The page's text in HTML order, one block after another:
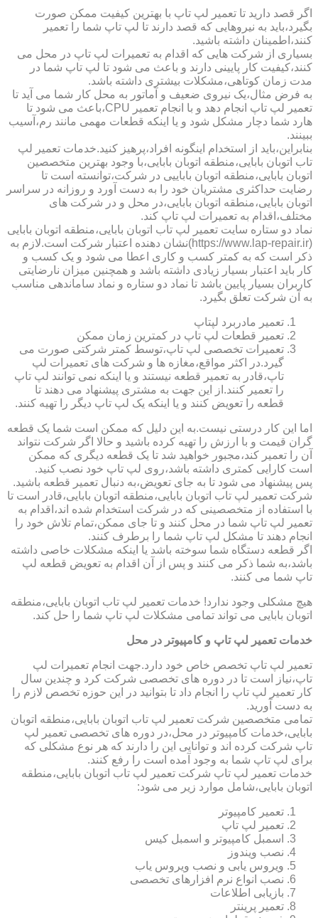
اگر قصد دارید تا تعمیر لپ تاپ با بهترین کیفیت ممکن صورت
بگیرد،باید به نیروهایی که قصد دارند تا لپ تاپ شما را تعمیر
کنند،اطمینان داشته باشید.
بسیاری از شرکت هایی که اقدام به تعمیرات لپ تاپ در محل می
کنند،کیفیت کار پایینی دارند و باعث می شود تا لپ تاپ شما در
مدت زمان کوتاهی،مشکلات بیشتری داشته باشد.
به فرض مثال،یک نیروی ضعیف و آماتور به محل کار شما می آید تا
تعمیر لپ تاپ انجام دهد و با انجام تعمیر CPU،باعث می شود تا
هارد شما دچار مشکل شود و یا اینکه قطعات مهمی مانند رم،آسیب
ببینند.
بنابراین،باید از استخدام اینگونه افراد،پرهیز کنید.خدمات تعمیر لپ
تاب اتوبان بابایی،منطقه اتوبان بابایی،با وجود بهترین متخصصین
اتوبان بابایی،منطقه اتوبان باباییی در شرکت،توانسته است تا
رضایت حداکثری مشتریان خود را به دست آورد و روزانه در سراسر
اتوبان بابایی،منطقه اتوبان بابایی،در محل و در شرکت های
مختلف،اقدام به تعمیرات لپ تاپ کند.
نماد دو ستاره سایت تعمیر لپ تاب اتوبان بابایی،منطقه اتوبان بابایی
(https://www.lap-repair.ir)نشان دهنده اعتبار شرکت است.لازم به
ذکر است که به کمتر کسب و کاری اعطا می شود و یک کسب و
کار باید اعتبار بسیار زیادی داشته باشد و همچنین میزان نارضایتی
کاربران بسیار پایین باشد تا نماد دو ستاره و نماد ساماندهی مناسب
به آن شرکت تعلق بگیرد.
تعمیر مادربرد لپتاپ
تعمیر قطعات لپ تاپ در کمترین زمان ممکن
تعمیرات تخصصی لپ تاپ،توسط کمتر شرکتی صورت می
گیرد.در اکثر مواقع،مغازه ها و شرکت های تعمیرات لپ
تاپ،قادر به تعمیر قطعه نیستند و یا اینکه نمی توانند لپ تاپ
را تعمیر کنند.از این جهت به مشتری پیشنهاد می دهند تا
قطعه را تعویض کنند و یا اینکه یک لپ تاپ دیگر را تهیه کنند.
اما این کار درستی نیست.به این دلیل که ممکن است شما یک قطعه
گران قیمت و با ارزش را تهیه کرده باشید و حالا اگر شرکت نتواند
آن را تعمیر کند،مجبور خواهید شد تا یک قطعه دیگری که ممکن
است کارایی کمتری داشته باشد،روی لپ تاپ خود نصب کنید.
پس پیشنهاد می شود تا به جای تعویض،به دنبال تعمیر قطعه باشید.
شرکت تعمیر لپ تاب اتوبان بابایی،منطقه اتوبان بابایی،قادر است تا
با استفاده از متخصصینی که در شرکت استخدام شده اند،اقدام به
تعمیر لپ تاپ شما در محل کنند و تا جای ممکن،تمام تلاش خود را
انجام دهند تا مشکل لپ تاپ شما را برطرف کنند.
اگر قطعه دستگاه شما سوخته باشد یا اینکه مشکلات خاصی داشته
باشد،به شما ذکر می کنند و پس از آن اقدام به تعویض قطعه لپ
تاپ شما می کنند.
هیچ مشکلی وجود ندارد! خدمات تعمیر لپ تاب اتوبان بابایی،منطقه
اتوبان بابایی می تواند تمامی مشکلات لپ تاپ شما را حل کند.
خدمات تعمیر لپ تاپ و کامپیوتر در محل
تعمیر لپ تاپ تخصص خاص خود دارد.جهت انجام تعمیرات لپ
تاپ،نیاز است تا در دوره های تخصصی شرکت کرد و چندین سال
کار تعمیر لپ تاپ را انجام داد تا بتوانید در این حوزه تخصص لازم را
به دست آورید.
تمامی متخصصین شرکت تعمیر لپ تاب اتوبان بابایی،منطقه اتوبان
بابایی،خدمات کامپیوتر در محل،در دوره های تخصصی تعمیر لپ
تاپ شرکت کرده اند و توانایی این را دارند که هر نوع مشکلی که
برای لپ تاپ شما به وجود آمده است را رفع کنند.
خدمات تعمیر لپ تاپ شرکت تعمیر لپ تاب اتوبان بابایی،منطقه
اتوبان بابایی،شامل موارد زیر می شود:
تعمیر کامپیوتر
تعمیر لپ تاپ
اسمبل کامپیوتر و اسمبل کیس
نصب ویندوز
ویروس یابی و نصب ویروس یاب
نصب انواع نرم افزارهای تخصصی
بازیابی اطلاعات
تعمیر پرینتر